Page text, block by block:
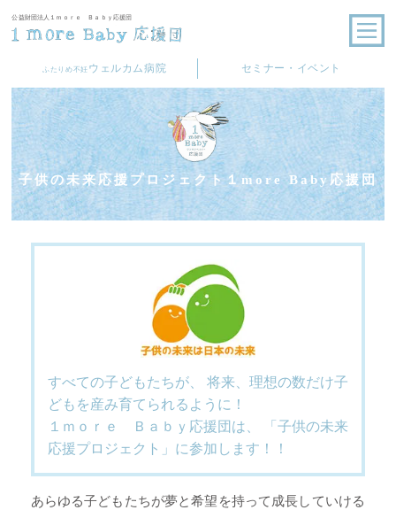
公益財団法人１ｍｏｒｅ Ｂａｂｙ応援団
ふたりめ不妊 ウェルカム病院 セミナー・イベント
子供の未来応援プロジェクト １ more Baby 応援団
すべての子どもたちが、
将来、理想の数だけ子
どもを産み育てられるように！
１ｍｏｒｅ Ｂａｂｙ応援団は、
「子供の未来
応援プロジェクト」に参加します！！
あらゆる子どもたちが夢と希望を持って成長していける